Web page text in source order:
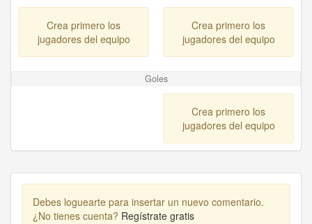
Crea primero los
jugadores del equipo
Crea primero los
jugadores del equipo
Goles
Crea primero los
jugadores del equipo
Debes loguearte para insertar un nuevo comentario.
¿No tienes cuenta? Regístrate gratis